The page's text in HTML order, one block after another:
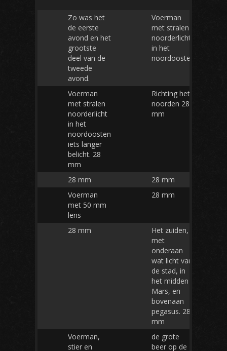
Zo was het
de eerste
avond en het
grootste
deel van de
tweede
avond.
Voerman
met stralen
noorderlicht
in het
noordoosten
Voerman
met stralen
noorderlicht
in het
noordoosten
iets langer
belicht. 28
mm
Richting het
noorden 28
mm
28 mm
28 mm
Voerman
met 50 mm
lens
28 mm
28 mm
Het zuiden,
met
onderaan
wat licht van
de stad, in
het midden
Mars, en
bovenaan
pegasus. 28
mm
Voerman,
stier en
de grote
beer op de